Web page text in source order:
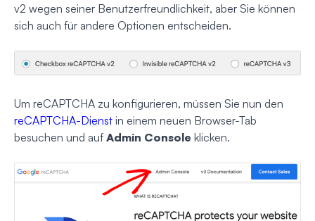
v2 wegen seiner Benutzerfreundlichkeit, aber Sie können
sich auch für andere Optionen entscheiden.
Um reCAPTCHA zu konfigurieren, müssen Sie nun den
reCAPTCHA-Dienst in einem neuen Browser-Tab
besuchen und auf Admin Console klicken.